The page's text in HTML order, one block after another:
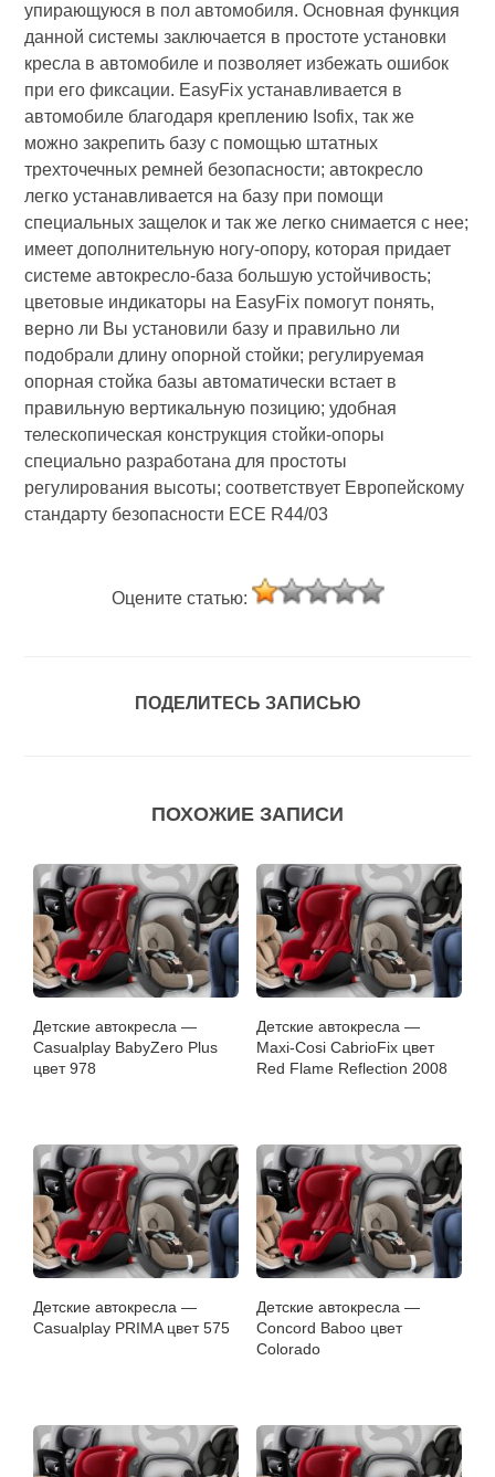
упирающуюся в пол автомобиля. Основная функция
данной системы заключается в простоте установки
кресла в автомобиле и позволяет избежать ошибок
при его фиксации. EasyFix устанавливается в
автомобиле благодаря креплению Isofix, так же
можно закрепить базу с помощью штатных
трехточечных ремней безопасности; автокресло
легко устанавливается на базу при помощи
специальных защелок и так же легко снимается с нее;
имеет дополнительную ногу-опору, которая придает
системе автокресло-база большую устойчивость;
цветовые индикаторы на EasyFix помогут понять,
верно ли Вы установили базу и правильно ли
подобрали длину опорной стойки; регулируемая
опорная стойка базы автоматически встает в
правильную вертикальную позицию; удобная
телескопическая конструкция стойки-опоры
специально разработана для простоты
регулирования высоты; соответствует Европейскому
стандарту безопасности ECE R44/03
Оцените статью:
ПОДЕЛИТЕСЬ ЗАПИСЬЮ
ПОХОЖИЕ ЗАПИСИ
Детские автокресла —
Casualplay BabyZero Plus
цвет 978
Детские автокресла —
Maxi-Cosi CabrioFix цвет
Red Flame Reflection 2008
Детские автокресла —
Casualplay PRIMA цвет 575
Детские автокресла —
Concord Baboo цвет
Colorado